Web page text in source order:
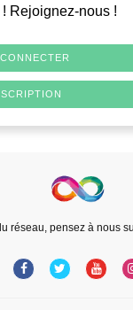
Rejoignez-nous !
réseau, pensez à nous